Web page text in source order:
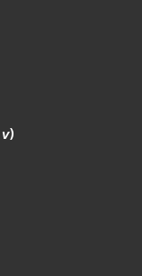
v)